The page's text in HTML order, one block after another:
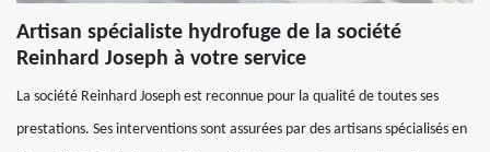
Artisan spécialiste hydrofuge de la société
Reinhard Joseph à votre service
La société Reinhard Joseph est reconnue pour la qualité de toutes ses
prestations. Ses interventions sont assurées par des artisans spécialisés en